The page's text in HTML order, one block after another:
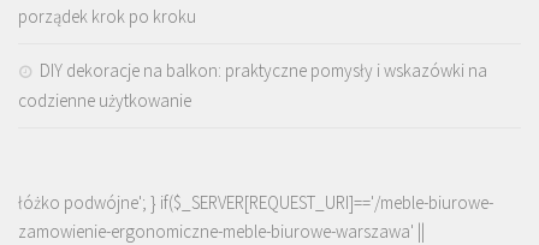
porządek krok po kroku
DIY dekoracje na balkon: praktyczne pomysły i wskazówki na
codzienne użytkowanie
łóżko podwójne'; } if($_SERVER[REQUEST_URI]=='/meble-biurowe-
zamowienie-ergonomiczne-meble-biurowe-warszawa' ||